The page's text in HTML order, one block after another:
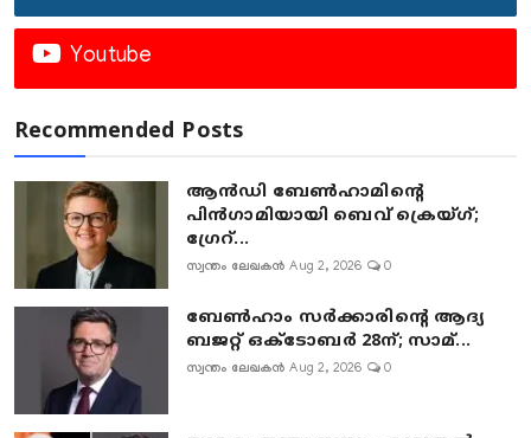
Youtube
Recommended Posts
ആൻഡി ബേൺഹാമിന്റെ
പിൻഗാമിയായി ബെവ് ക്രെയ്ഗ്;
ഗ്രേറ്...
സ്വന്തം ലേഖകൻ Aug 2, 2026 0
ബേൺഹാം സർക്കാരിന്റെ ആദ്യ
ബജറ്റ് ഒക്ടോബർ 28ന്; സാമ്...
സ്വന്തം ലേഖകൻ Aug 2, 2026 0